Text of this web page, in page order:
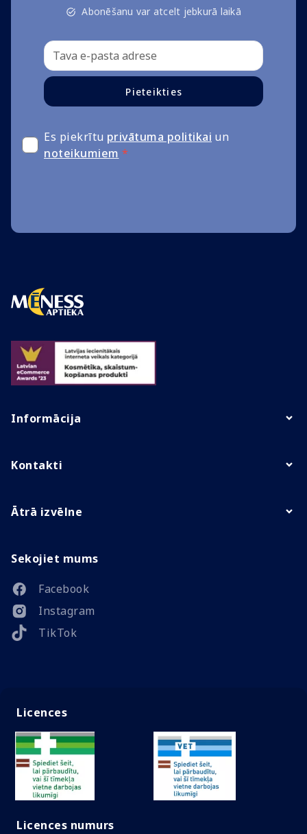
Abonēšanu var atcelt jebkurā laikā
Pieteikties
Es piekrītu privātuma politikai un
noteikumiem *
Informācija
Kontakti
Ātrā izvēlne
Sekojiet mums
Facebook
Instagram
TikTok
Licences
Licences numurs